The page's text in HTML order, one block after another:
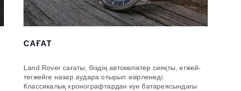
САҒАТ
Land Rover сағаты, біздің автокөліктер сияқты, егжей-
тегжейге назар аудара отырып әзірленеді.
Классикалық хронографтардан күн батареясындағы